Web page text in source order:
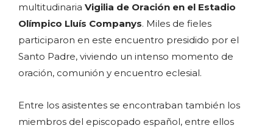
multitudinaria Vigilia de Oración en el Estadio
Olímpico Lluís Companys. Miles de fieles
participaron en este encuentro presidido por el
Santo Padre, viviendo un intenso momento de
oración, comunión y encuentro eclesial.
Entre los asistentes se encontraban también los
miembros del episcopado español, entre ellos